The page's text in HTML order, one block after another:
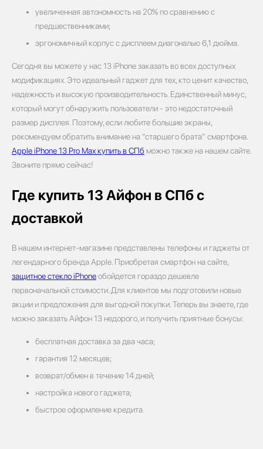
увеличенная автономность на 20% по сравнению с
предшественниками;
эргономичный корпус с дисплеем диагональю 6,1 дюйма.
Сегодня вы можете у нас 13 iPhone заказать во всех доступных
модификациях. Это идеальный гаджет для тех, кто ценит качество,
надежность и высокую производительность. Единственный минус,
который могут обнаружить пользователи - это недостаточный
размер дисплея. Поэтому, если любите большие экраны,
рекомендуем обратить внимание на “старшего брата” смартфона.
Apple iPhone 13 Pro Max купить в СПб можно также на нашем сайте.
Звоните прямо сейчас!
Где купить 13 Айфон в СПб с
доставкой
В нашем интернет-магазине представлены телефоны и гаджеты от
легендарного бренда Apple. Приобретая смартфон на сайте,
защитное стекло iPhoneобойдется гораздо дешевле
первоначальной стоимости. Для клиентов мы подготовили новые
акции и предложения для выгодной покупки. Теперь вы знаете, где
можно заказать Айфон 13 недорого, и получить приятные бонусы:
бесплатная доставка за два часа;
гарантия 12 месяцев;
возврат/обмен в течение 14 дней;
настройка нового гаджета;
быстрое оформление кредита.